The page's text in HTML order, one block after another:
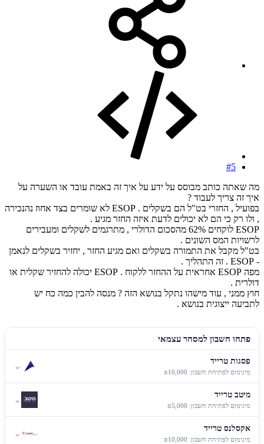
#5
מה שאתה כותב מבוסס על ידע על איך זה באמת עובד או השערה על
איך זה צריך לעבוד ?
בפועיל , החזרי בט"ל הם בשקלים . ESOP לא שומרים בצד אחוז נהנכירה
, ולו רק כי הם לא יכולים לדעת איזה החזר מגיע .
ESOP לוקחים 62% מהסכום הדולרי , מתרגמים לשקלים ומעבירים
לרשויות המס השונים .
בט"ל מקבל את התמורה בשקלים ואם מגיע החזר , יחזיר בשקלים לנאמן
- ESOP . זה התהליך .
מפה ESOP אחראית על ההחזר ללקוח . ESOP יכולה להחזיר שקלית או
דולרית .
חוץ ממני , עוד מישהו נתקל בנושא הזה ? מנסה להבין כמה כח יש
לתביעה ייצוגית בנושא .
פתחו חשבון למסחר עצמאי
פסגות טרייד
מינימום לפתיחת חשבון: ₪10,000
⌄
מיטב טרייד
מינימום לפתיחת חשבון: ₪5,000
⌄
אקסלנס טרייד
מינימום לפתיחת חשבון: ₪10,000
⌄